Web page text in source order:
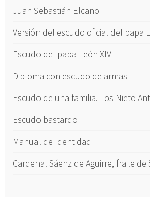
Juan Sebastián Elcano
Versión del escudo oficial del papa
Escudo del papa León XIV
Diploma con escudo de armas
Escudo de una familia. Los Nieto
Escudo bastardo
Manual de Identidad
Cardenal Sáenz de Aguirre, fraile de